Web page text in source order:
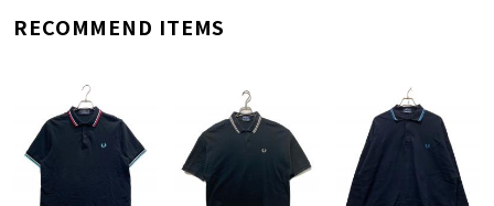
RECOMMEND ITEMS